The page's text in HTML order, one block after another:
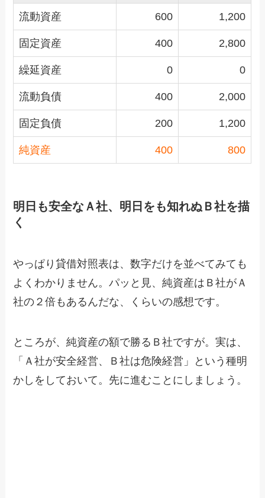
流動資産 600 1,200
固定資産 400 2,800
繰延資産 0 0
流動負債 400 2,000
固定負債 200 1,200
純資産 400 800
明日も安全なＡ社、明日をも知れぬＢ社を描
く
やっぱり貸借対照表は、数字だけを並べてみても
よくわかりません。パッと見、純資産はＢ社がＡ
社の２倍もあるんだな、くらいの感想です。
ところが、純資産の額で勝るＢ社ですが。実は、
「Ａ社が安全経営、Ｂ社は危険経営」という種明
かしをしておいて。先に進むことにしましょう。